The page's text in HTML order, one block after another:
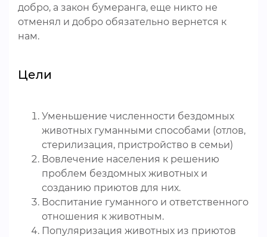
добро, а закон бумеранга, еще никто не
отменял и добро обязательно вернется к
нам.
Цели
Уменьшение численности бездомных
животных гуманными способами (отлов,
стерилизация, пристройство в семьи)
Вовлечение населения к решению
проблем бездомных животных и
созданию приютов для них.
Воспитание гуманного и ответственного
отношения к животным.
Популяризация животных из приютов